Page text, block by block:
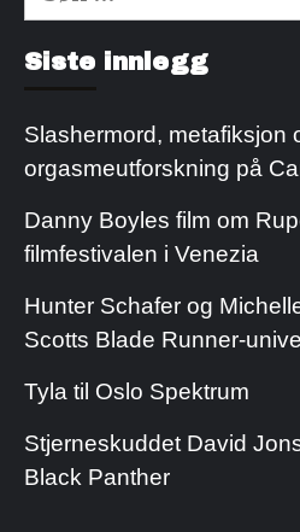
etter:
Siste innlegg
Slashermord, metafiksjon
orgasmeutforskning på
Danny Boyles film om
filmfestivalen i Venezia
Hunter Schafer og
Scotts Blade Runner-
Tyla til Oslo Spektrum
Stjerneskuddet David
Black Panther